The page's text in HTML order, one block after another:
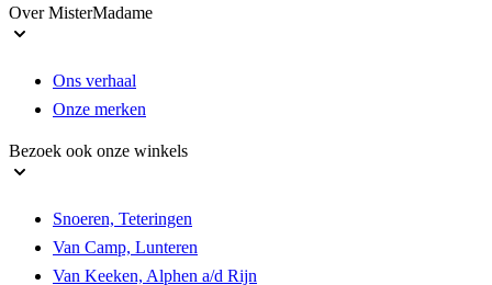
Over MisterMadame
Ons verhaal
Onze merken
Bezoek ook onze winkels
Snoeren, Teteringen
Van Camp, Lunteren
Van Keeken, Alphen a/d Rijn